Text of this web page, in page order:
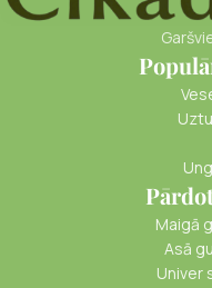
Maigā
Asā
Univer